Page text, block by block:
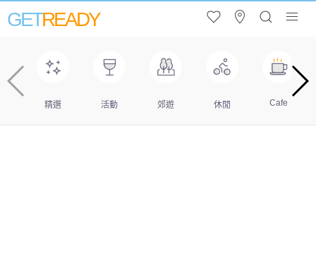
GETREADY
精選 活動 郊遊 休閒 Cafe